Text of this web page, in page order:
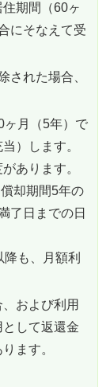
期間（60ヶ
にそなえて受
された場合、
ヶ月（5年）で
）します。
あります。
却期間5年の
了日までの日
も、月額利
および利用
して返還金
ます。